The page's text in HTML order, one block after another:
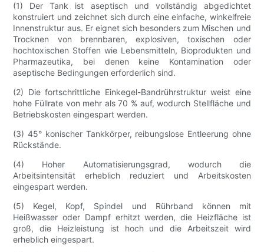
(1) Der Tank ist aseptisch und vollständig abgedichtet
konstruiert und zeichnet sich durch eine einfache, winkelfreie
Innenstruktur aus. Er eignet sich besonders zum Mischen und
Trocknen von brennbaren, explosiven, toxischen oder
hochtoxischen Stoffen wie Lebensmitteln, Bioprodukten und
Pharmazeutika, bei denen keine Kontamination oder
aseptische Bedingungen erforderlich sind.
(2) Die fortschrittliche Einkegel-Bandrührstruktur weist eine
hohe Füllrate von mehr als 70 % auf, wodurch Stellfläche und
Betriebskosten eingespart werden.
(3) 45° konischer Tankkörper, reibungslose Entleerung ohne
Rückstände.
(4) Hoher Automatisierungsgrad, wodurch die
Arbeitsintensität erheblich reduziert und Arbeitskosten
eingespart werden.
(5) Kegel, Kopf, Spindel und Rührband können mit
Heißwasser oder Dampf erhitzt werden, die Heizfläche ist
groß, die Heizleistung ist hoch und die Arbeitszeit wird
erheblich eingespart.